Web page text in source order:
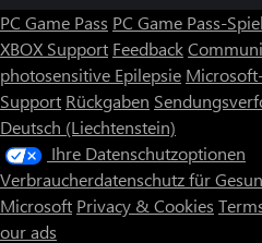
PC Game Pass PC Game Pass-
XBOX Support Feedback
photosensitive Epilepsie
Support Rückgaben
Deutsch (Liechtenstein)
Ihre Datenschutzoptionen
Verbraucherdatenschutz für
Microsoft Privacy & Cookies
our ads